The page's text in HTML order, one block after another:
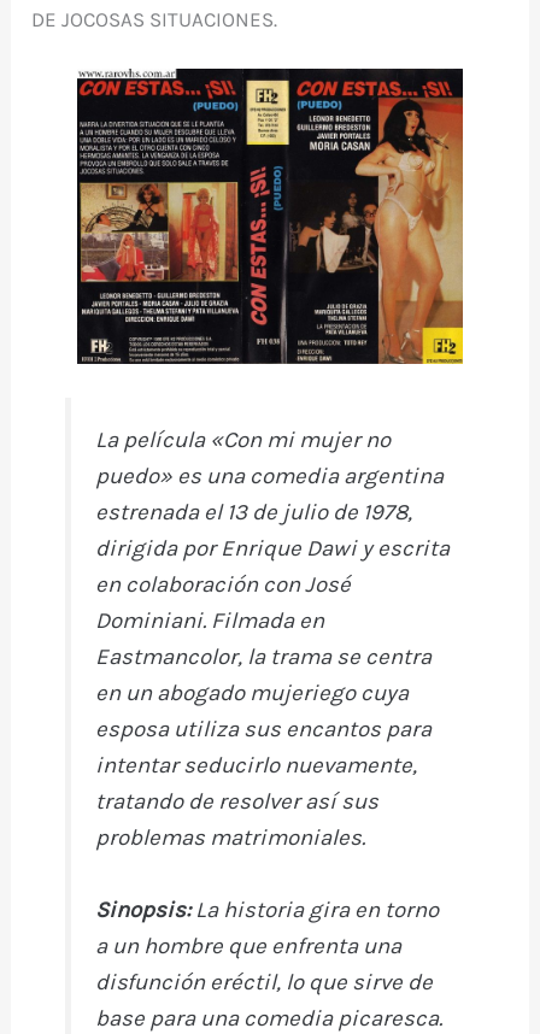
DE JOCOSAS SITUACIONES.
La película «Con mi mujer no
puedo» es una comedia argentina
estrenada el 13 de julio de 1978,
dirigida por Enrique Dawi y escrita
en colaboración con José
Dominiani. Filmada en
Eastmancolor, la trama se centra
en un abogado mujeriego cuya
esposa utiliza sus encantos para
intentar seducirlo nuevamente,
tratando de resolver así sus
problemas matrimoniales.
Sinopsis:La historia gira en torno
a un hombre que enfrenta una
disfunción eréctil, lo que sirve de
base para una comedia picaresca.